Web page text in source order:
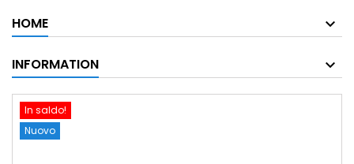
HOME
INFORMATION
In saldo!
Nuovo